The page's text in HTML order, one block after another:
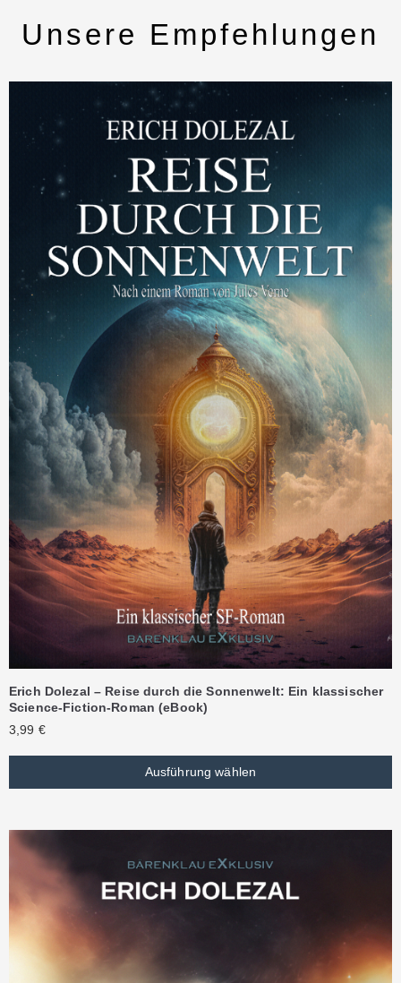
Unsere Empfehlungen
Erich Dolezal – Reise durch die Sonnenwelt: Ein klassischer
Science-Fiction-Roman (eBook)
3,99 €
Ausführung wählen